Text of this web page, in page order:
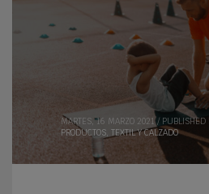
MARTES, 16 MARZO 2021 / PUBLISHED
PRODUCTOS, TEXTIL Y CALZADO